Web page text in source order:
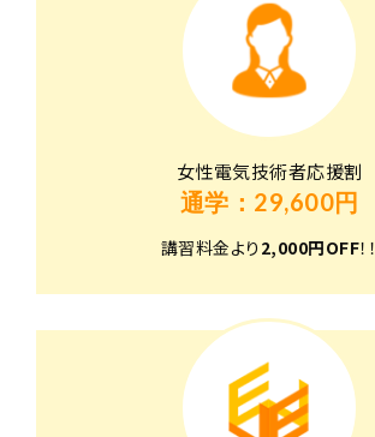
女性電気技術者応援割
通学：29,600円
講習料金より 2,000円OFF！！